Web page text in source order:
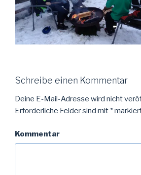
Schreibe einen Kommentar
Deine E-Mail-Adresse wird nicht
Erforderliche Felder sind mit *
Kommentar